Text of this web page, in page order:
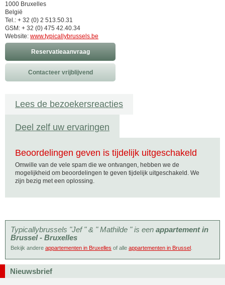
1000 Bruxelles
België
Tel.: + 32 (0) 2 513.50.31
GSM: + 32 (0) 475 42.40.34
Website: www.typicallybrussels.be
Reservatieaanvraag
Contacteer vrijblijvend
Lees de bezoekersreacties
Deel zelf uw ervaringen
Beoordelingen geven is tijdelijk uitgeschakeld
Omwille van de vele spam die we ontvangen, hebben we de
mogelijkheid om beoordelingen te geven tijdelijk uitgeschakeld. We
zijn bezig met een oplossing.
Typicallybrussels "Jef " & " Mathilde " is een appartement in
Brussel - Bruxelles
Bekijk andere appartementen in Bruxelles of alle appartementen in Brussel
Nieuwsbrief